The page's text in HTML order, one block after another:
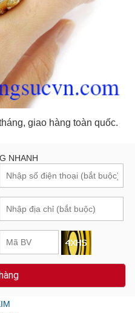
giao hàng toàn quốc.
NHANH